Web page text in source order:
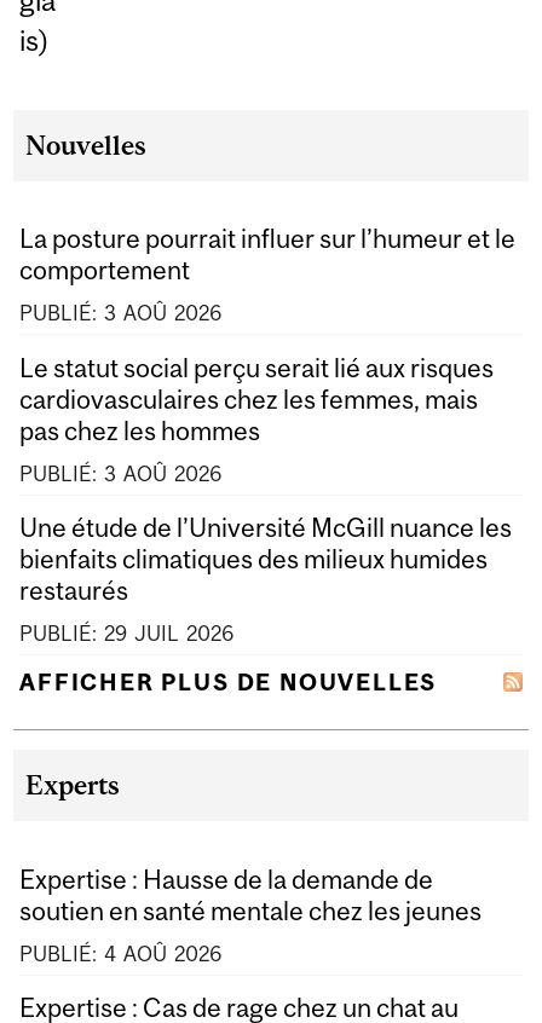
is)
Nouvelles
La posture pourrait influer sur l’humeur et le
comportement
PUBLIÉ: 3 AOÛ 2026
Le statut social perçu serait lié aux risques
cardiovasculaires chez les femmes, mais
pas chez les hommes
PUBLIÉ: 3 AOÛ 2026
Une étude de l’Université McGill nuance les
bienfaits climatiques des milieux humides
restaurés
PUBLIÉ: 29 JUIL 2026
AFFICHER PLUS DE NOUVELLES
Experts
Expertise : Hausse de la demande de
soutien en santé mentale chez les jeunes
PUBLIÉ: 4 AOÛ 2026
Expertise : Cas de rage chez un chat au